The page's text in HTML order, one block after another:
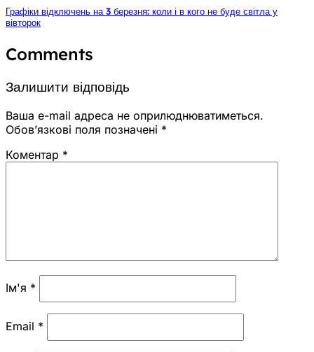
Графіки відключень на 3 березня: коли і в кого не буде світла у
вівторок
Comments
Залишити відповідь
Ваша e-mail адреса не оприлюднюватиметься.
Обов’язкові поля позначені *
Коментар *
Ім'я *
Email *